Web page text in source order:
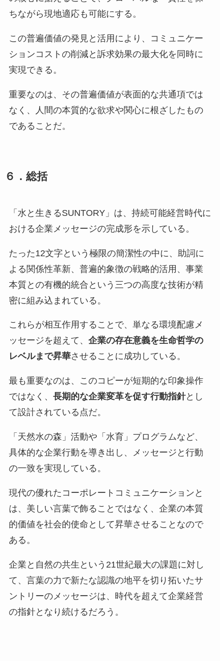
ちながら現地適応も可能にする。
この普遍価値の発見と活用により、コミュニケー
ションコストの削減と訴求効果の最大化を同時に
実現できる。
重要なのは、その普遍価値が表面的な共通項では
なく、人間の本質的な欲求や関心に根ざしたもの
であることだ。
６．総括
「水と生きるSUNTORY」は、持続可能経営時代に
おける企業メッセージの完成形を示している。
たった12文字という極限の簡潔性の中に、助詞に
よる関係性革新、普遍的象徴の戦略的活用、事業
本質との有機的統合という三つの高度な技術が精
密に組み込まれている。
これらが相互作用することで、単なる環境配慮メ
ッセージを超えて、 企業の存在意義を生命哲学の
レベルまで昇華させることに成功している。
最も重要なのは、このコピーが短期的な印象操作
ではなく、 長期的な企業変革を促す行動指針とし
て設計されている点だ。
「天然水の森」活動や「水育」プログラムなど、
具体的な企業行動を導き出し、メッセージと行動
の一致を実現している。
現代の優れたコーポレートコミュニケーションと
は、美しい言葉で飾ることではなく、企業の本質
的価値を社会的使命として昇華させることなので
ある。
企業と自然の共生という21世紀最大の課題に対し
て、言葉の力で新たな認識の地平を切り拓いたサ
ントリーのメッセージは、時代を超えて企業経営
の指針となり続けるだろう。